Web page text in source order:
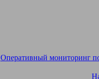
Оперативный мониторинг